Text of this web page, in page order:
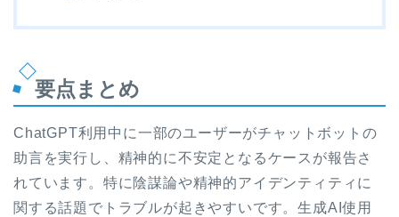
要点まとめ
ChatGPT利用中に一部のユーザーがチャットボットの
助言を実行し、精神的に不安定となるケースが報告さ
れています。特に陰謀論や精神的アイデンティティに
関する話題でトラブルが起きやすいです。生成AI使用